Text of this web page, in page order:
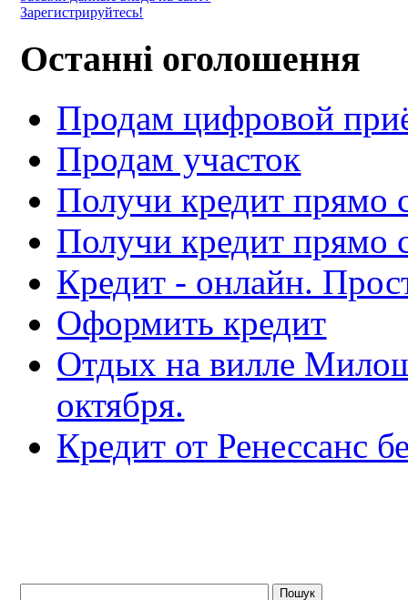
Зарегистрируйтесь!
Останні оголошення
Продам цифровой
Продам участок
Получи кредит прямо
Получи кредит прямо
Кредит - онлайн.
Оформить кредит
Отдых на вилле
октября.
Кредит от Ренессанс